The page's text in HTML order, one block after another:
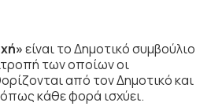
είναι το Δημοτικό συμβούλιο
των οποίων οι
από τον Δημοτικό και
κάθε φορά ισχύει.